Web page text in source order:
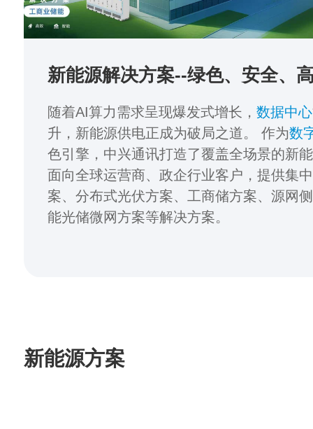
新能源解决方案--绿色、安全、
随着AI算力需求呈现爆发式增长，数据中心
升，新能源供电正成为破局之道。 作为数
色引擎，中兴通讯打造了覆盖全场景的新
面向全球运营商、政企行业客户，提供集
案、分布式光伏方案、工商储方案、源网
能光储微网方案等解决方案。
新能源方案